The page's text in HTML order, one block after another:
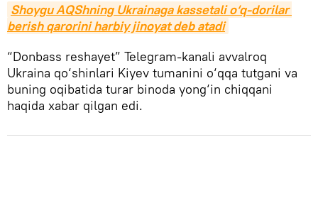
Shoygu AQShning Ukrainaga kassetali o‘q-dorilar
berish qarorini harbiy jinoyat deb atadi
“Donbass reshayet” Telegram-kanali avvalroq
Ukraina qo‘shinlari Kiyev tumanini o‘qqa tutgani va
buning oqibatida turar binoda yong‘in chiqqani
haqida xabar qilgan edi.